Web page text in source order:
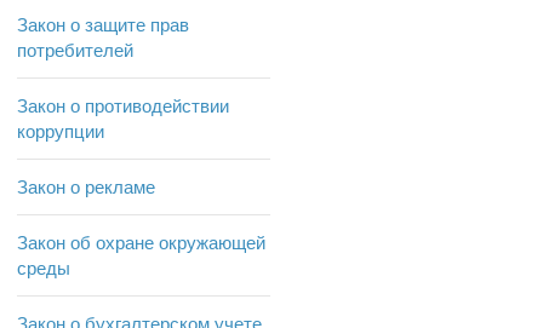
Закон о защите прав
потребителей
Закон о противодействии
коррупции
Закон о рекламе
Закон об охране окружающей
среды